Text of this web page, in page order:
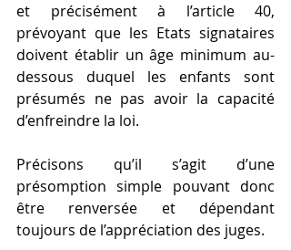
et précisément à l’article 40,
prévoyant que les Etats signataires
doivent établir un âge minimum au-
dessous duquel les enfants sont
présumés ne pas avoir la capacité
d’enfreindre la loi.
Précisons qu’il s’agit d’une
présomption simple pouvant donc
être renversée et dépendant
toujours de l’appréciation des juges.